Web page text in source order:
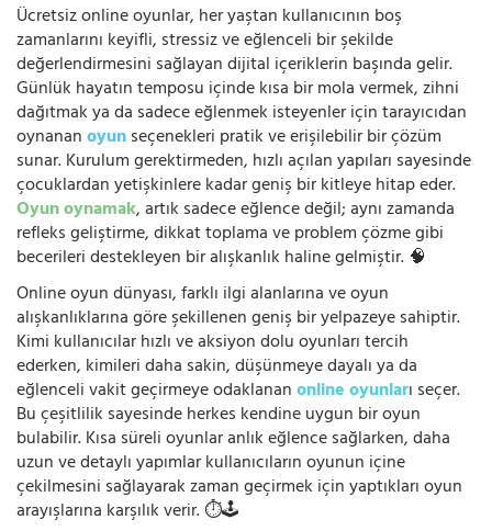
Ücretsiz online oyunlar, her yaştan kullanıcının boş
zamanlarını keyifli, stressiz ve eğlenceli bir şekilde
değerlendirmesini sağlayan dijital içeriklerin başında gelir.
Günlük hayatın temposu içinde kısa bir mola vermek, zihni
dağıtmak ya da sadece eğlenmek isteyenler için tarayıcıdan
oynananoyunseçenekleri pratik ve erişilebilir bir çözüm
sunar. Kurulum gerektirmeden, hızlı açılan yapıları sayesinde
çocuklardan yetişkinlere kadar geniş bir kitleye hitap eder.
Oyun oynamak, artık sadece eğlence değil; aynı zamanda
refleks geliştirme, dikkat toplama ve problem çözme gibi
becerileri destekleyen bir alışkanlık haline gelmiştir. 🧠
Online oyun dünyası, farklı ilgi alanlarına ve oyun
alışkanlıklarına göre şekillenen geniş bir yelpazeye sahiptir.
Kimi kullanıcılar hızlı ve aksiyon dolu oyunları tercih
ederken, kimileri daha sakin, düşünmeye dayalı ya da
eğlenceli vakit geçirmeye odaklananonline oyunları seçer.
Bu çeşitlilik sayesinde herkes kendine uygun bir oyun
bulabilir. Kısa süreli oyunlar anlık eğlence sağlarken, daha
uzun ve detaylı yapımlar kullanıcıların oyunun içine
çekilmesini sağlayarak zaman geçirmek için yaptıkları oyun
arayışlarına karşılık verir. ⏱️🕹️